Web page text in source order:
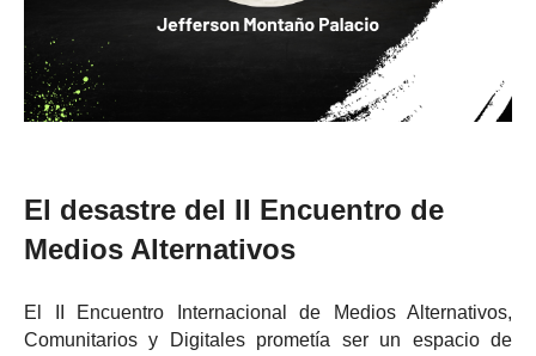
El desastre del II Encuentro de
Medios Alternativos
El II Encuentro Internacional de Medios Alternativos,
Comunitarios y Digitales prometía ser un espacio de